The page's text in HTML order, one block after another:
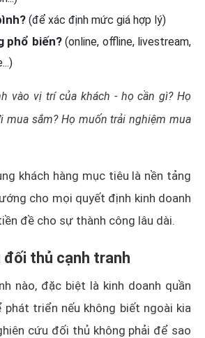
(để xác định mức giá hợp lý)
phổ biến?(online, offline, livestream,
vào vị trí của khách - họ cần gì? Họ
mua sắm? Họ muốn trải nghiệm mua
khách hàng mục tiêu là nền tảng
cho mọi quyết định kinh doanh
đề cho sự thành công lâu dài.
đối thủ cạnh tranh
nào, đặc biệt là kinh doanh quần
phát triển nếu không biết ngoài kia
cứu đối thủ không phải để sao